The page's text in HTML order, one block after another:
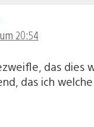
20:54
das dies
das ich